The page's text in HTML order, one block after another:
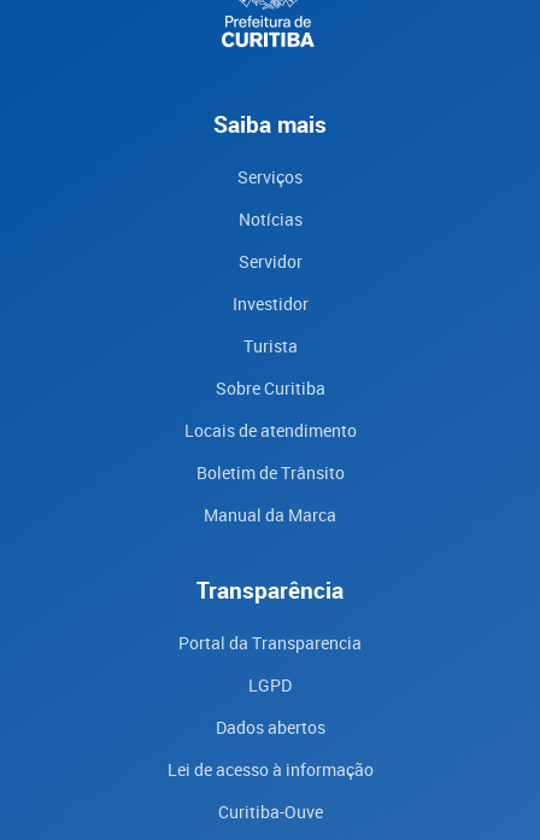
Saiba mais
Serviços
Notícias
Servidor
Investidor
Turista
Sobre Curitiba
Locais de atendimento
Boletim de Trânsito
Manual da Marca
Transparência
Portal da Transparencia
LGPD
Dados abertos
Lei de acesso à informação
Curitiba-Ouve